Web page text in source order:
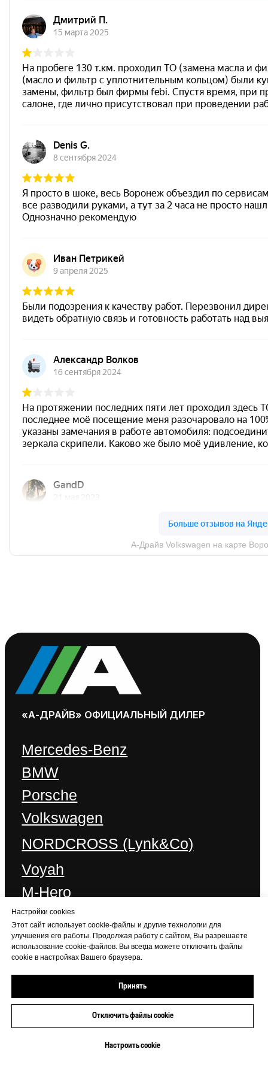
+7 (473) 233-06-06
Настройки cookies
Этот сайт использует cookie-файлы и другие технологии для
улучшения его работы. Продолжая работу с сайтом, Вы разрешаете
использование cookie-файлов. Вы всегда можете отключить файлы
cookie в настройках Вашего браузера.
Принять
Отключить файлы cookie
Настроить cookie